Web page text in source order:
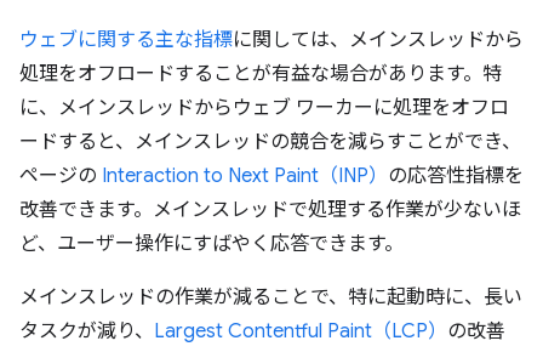
ウェブに関する主な指標に関しては、メインスレッドから
処理をオフロードすることが有益な場合があります。特
に、メインスレッドからウェブ ワーカーに処理をオフロ
ードすると、メインスレッドの競合を減らすことができ、
ページの Interaction to Next Paint（INP） の応答性指標を
改善できます。メインスレッドで処理する作業が少ないほ
ど、ユーザー操作にすばやく応答できます。
メインスレッドの作業が減ることで、特に起動時に、長い
タスクが減り、 Largest Contentful Paint（LCP） の改善